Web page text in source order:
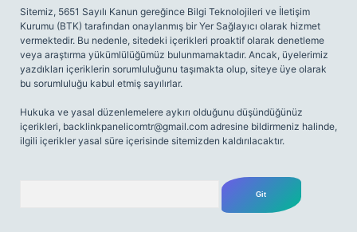
Sitemiz, 5651 Sayılı Kanun gereğince Bilgi Teknolojileri ve İletişim
Kurumu (BTK) tarafından onaylanmış bir Yer Sağlayıcı olarak hizmet
vermektedir. Bu nedenle, sitedeki içerikleri proaktif olarak denetleme
veya araştırma yükümlülüğümüz bulunmamaktadır. Ancak, üyelerimiz
yazdıkları içeriklerin sorumluluğunu taşımakta olup, siteye üye olarak
bu sorumluluğu kabul etmiş sayılırlar.
Hukuka ve yasal düzenlemelere aykırı olduğunu düşündüğünüz
içerikleri, backlinkpanelicomtr@gmail.com adresine bildirmeniz halinde,
ilgili içerikler yasal süre içerisinde sitemizden kaldırılacaktır.